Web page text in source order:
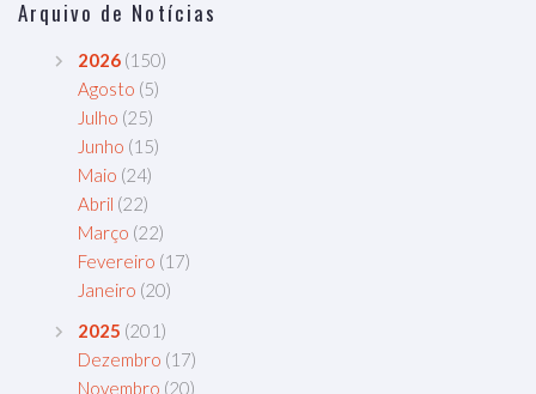
Arquivo de Notícias
2026 (150)
Agosto (5)
Julho (25)
Junho (15)
Maio (24)
Abril (22)
Março (22)
Fevereiro (17)
Janeiro (20)
2025 (201)
Dezembro (17)
Novembro (20)